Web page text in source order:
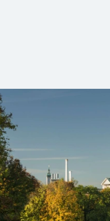
die Metropole für
und weltbekannten
bieten
Attraktionen kannst du
Möglichkeiten hast du